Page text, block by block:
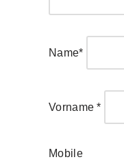
Name*
Vorname *
Mobile